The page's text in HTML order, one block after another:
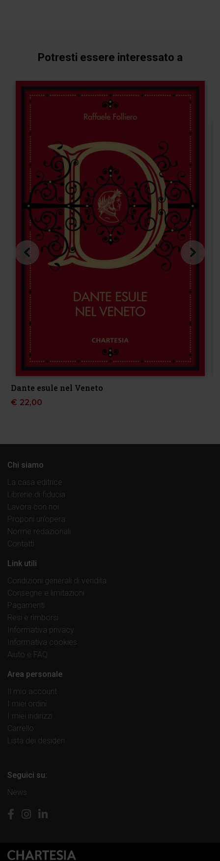
Potresti essere interessato a
Dante esule nel Veneto
€ 22,00
Chi siamo
La casa editrice
Librerie di fiducia
Lavora con noi
Proponi un’opera
Norme redazionali
Contatti
Link utili
Condizioni generali di vendita
Consegne e limitazioni
Pagamenti
Resi e rimborsi
Informativa privacy
Informativa cookies
Aiuto e FAQ
Area personale
Il mio account
I miei ordini
I miei indirizzi
Carrello
Lista dei desideri
Seguici su:
News